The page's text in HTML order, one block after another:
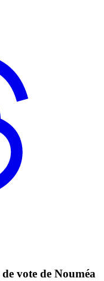
vote de Nouméa